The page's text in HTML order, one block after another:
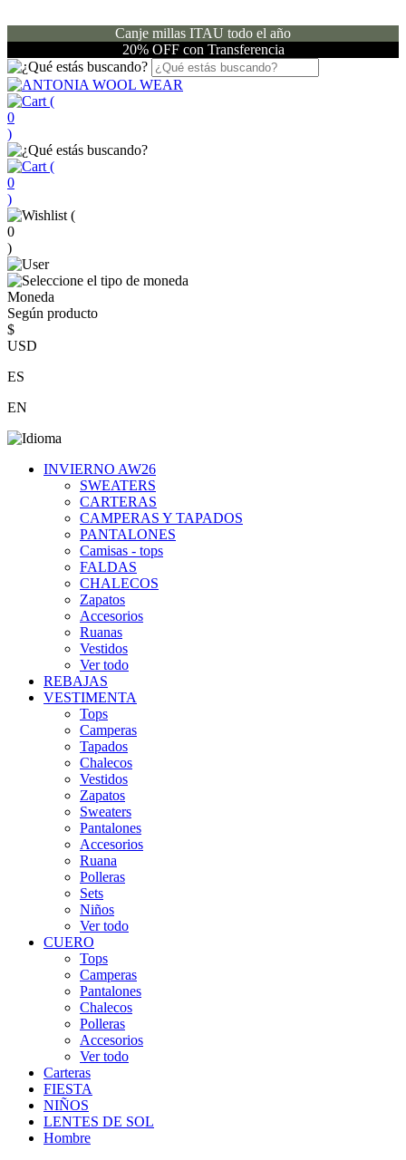
Canje millas ITAU todo el año
20% OFF con Transferencia
(
0
)
(
0
)
(
0
)
Moneda
Según producto
$
USD
ES
EN
INVIERNO AW26
SWEATERS
CARTERAS
CAMPERAS Y TAPADOS
PANTALONES
Camisas - tops
FALDAS
CHALECOS
Zapatos
Accesorios
Ruanas
Vestidos
Ver todo
REBAJAS
VESTIMENTA
Tops
Camperas
Tapados
Chalecos
Vestidos
Zapatos
Sweaters
Pantalones
Accesorios
Ruana
Polleras
Sets
Niños
Ver todo
CUERO
Tops
Camperas
Pantalones
Chalecos
Polleras
Accesorios
Ver todo
Carteras
FIESTA
NIÑOS
LENTES DE SOL
Hombre